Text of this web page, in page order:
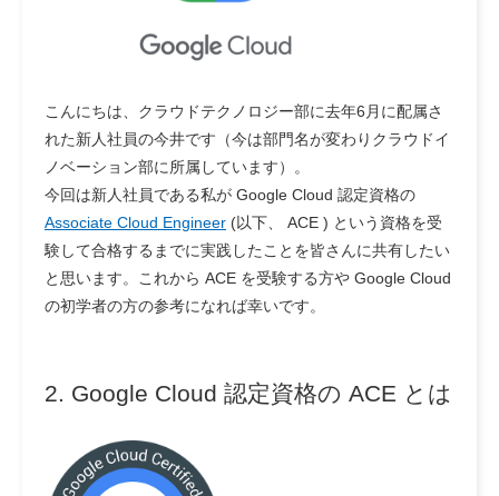
こんにちは、クラウドテクノロジー部に去年6月に配属さ
れた新人社員の今井です（今は部門名が変わりクラウドイ
ノベーション部に所属しています）。
今回は新人社員である私が Google Cloud 認定資格の
Associate Cloud Engineer (以下、 ACE ) という資格を受
験して合格するまでに実践したことを皆さんに共有したい
と思います。これから ACE を受験する方や Google Cloud
の初学者の方の参考になれば幸いです。
2. Google Cloud 認定資格の ACE とは